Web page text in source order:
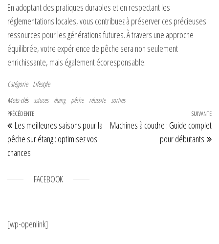
En adoptant des pratiques durables et en respectant les
réglementations locales, vous contribuez à préserver ces précieuses
ressources pour les générations futures. À travers une approche
équilibrée, votre expérience de pêche sera non seulement
enrichissante, mais également écoresponsable.
Catégorie Lifestyle
Mots-clés astuces étang pêche réussite sorties
Navigation de l’article
Article précédent
PRÉCÉDENTE
Les meilleures saisons pour la
pêche sur étang : optimisez vos
chances
SUIVANTE
Machines à coudre : Guide complet
pour débutants
FACEBOOK
[wp-openlink]